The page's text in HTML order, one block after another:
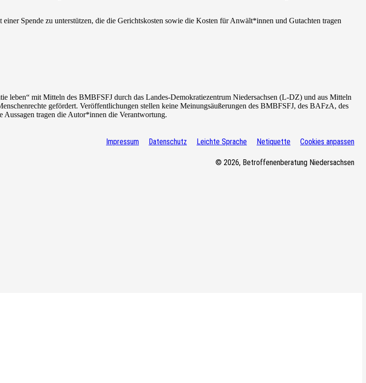
Spende zu unterstützen, die die Gerichtskosten sowie die Kosten für Anwält*innen und Gutachten tragen
leben“ mit Mitteln des BMBFSFJ durch das Landes-Demokratiezentrum Niedersachsen (L-DZ) und aus Mitteln
gefördert. Veröffentlichungen stellen keine Meinungsäußerungen des BMBFSFJ, des BAFzA, des
tragen die Autor*innen die Verantwortung.
Impressum Datenschutz Leichte Sprache Netiquette Cookies anpassen
© 2026, Betroffenenberatung Niedersachsen